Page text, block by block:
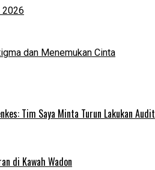
2026
dan Menemukan Cinta
Tim Saya Minta Turun Lakukan Audit
di Kawah Wadon